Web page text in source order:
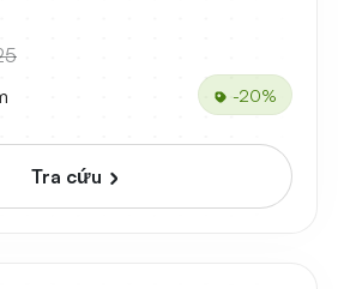
-20%
Tra cứu